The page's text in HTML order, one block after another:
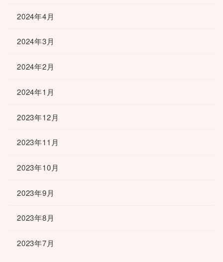
2024年4月
2024年3月
2024年2月
2024年1月
2023年12月
2023年11月
2023年10月
2023年9月
2023年8月
2023年7月